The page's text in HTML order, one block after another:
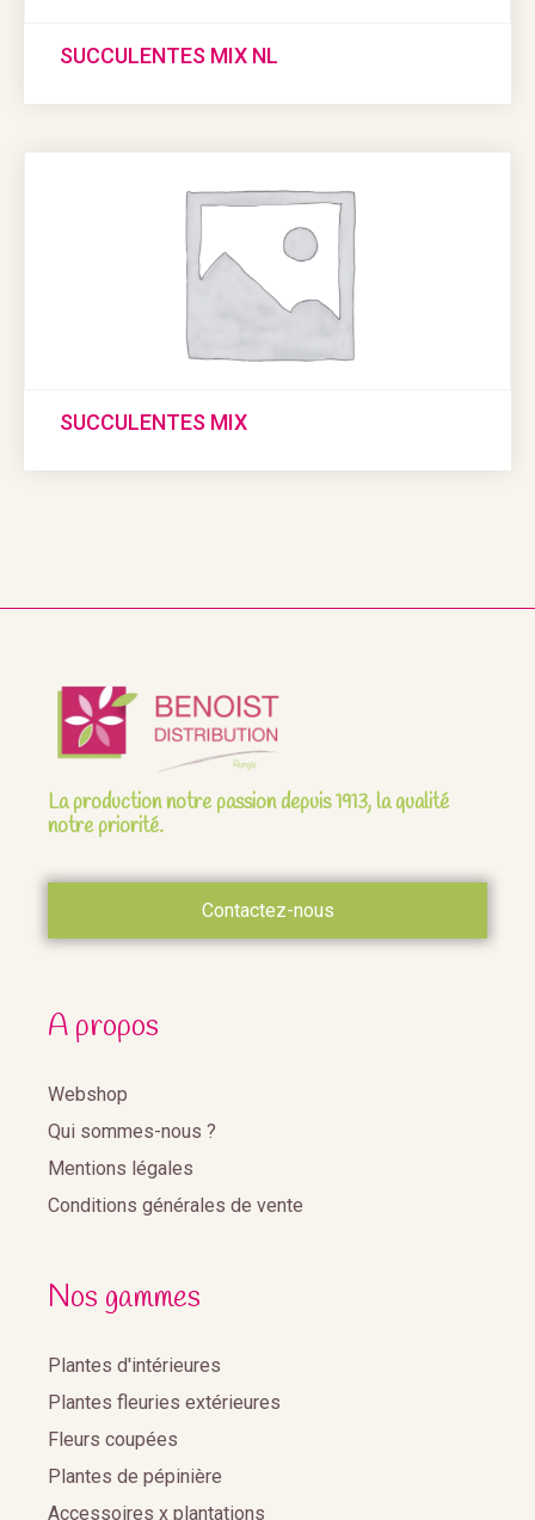
SUCCULENTES MIX NL
SUCCULENTES MIX
La production notre passion depuis 1913, la qualité
notre priorité.
Contactez-nous
A propos
Webshop
Qui sommes-nous ?
Mentions légales
Conditions générales de vente
Nos gammes
Plantes d'intérieures
Plantes fleuries extérieures
Fleurs coupées
Plantes de pépinière
Accessoires x plantations